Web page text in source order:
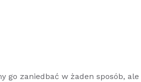
go zaniedbać w żaden sposób, ale